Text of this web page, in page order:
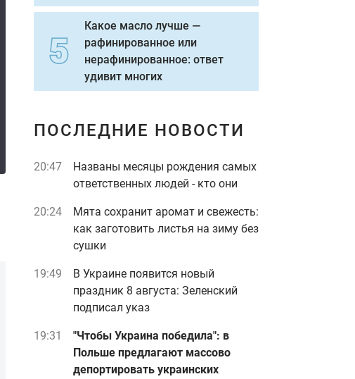
Какое масло лучше —
рафинированное или
нерафинированное: ответ
удивит многих
ПОСЛЕДНИЕ НОВОСТИ
20:47
Названы месяцы рождения самых
ответственных людей - кто они
20:24
Мята сохранит аромат и свежесть:
как заготовить листья на зиму без
сушки
19:49
В Украине появится новый
праздник 8 августа: Зеленский
подписал указ
19:31
"Чтобы Украина победила": в
Польше предлагают массово
депортировать украинских